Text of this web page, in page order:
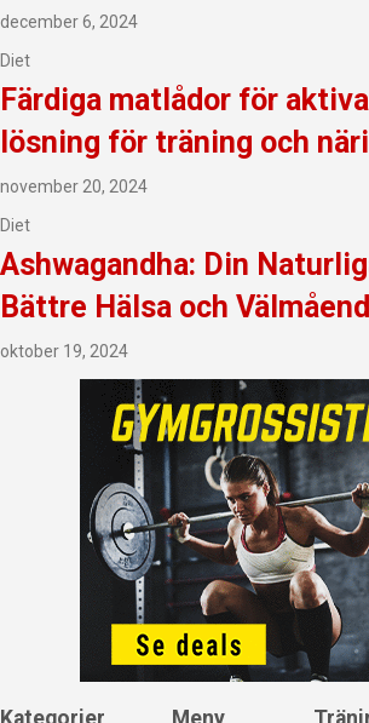
december 6, 2024
Diet
Färdiga matlådor för
lösning för träning och
november 20, 2024
Diet
Ashwagandha: Din
Bättre Hälsa och
oktober 19, 2024
Kategorier Meny